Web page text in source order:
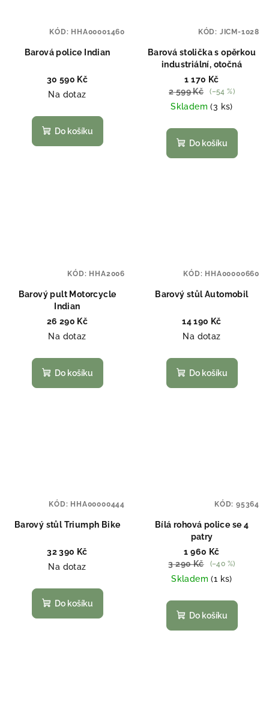
Barová police Indian
30 590 Kč
Na dotaz
Do košíku
KÓD: HHA00001460
Barová stolička s opěrkou
industriální, otočná
1 170 Kč
2 599 Kč
(–54 %)
Skladem(3 ks)
Do košíku
KÓD: JICM-1028
Barový pult Motorcycle
Indian
26 290 Kč
Na dotaz
Do košíku
KÓD: HHA2006
Barový stůl Automobil
14 190 Kč
Na dotaz
Do košíku
KÓD: HHA00000660
Barový stůl Triumph Bike
32 390 Kč
Na dotaz
Do košíku
KÓD: HHA00000444
Bílá rohová police se 4
patry
1 960 Kč
3 290 Kč
(–40 %)
Skladem(1 ks)
Do košíku
KÓD: 95364